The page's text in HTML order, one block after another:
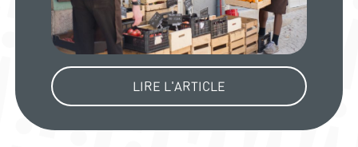
LIRE L'ARTICLE